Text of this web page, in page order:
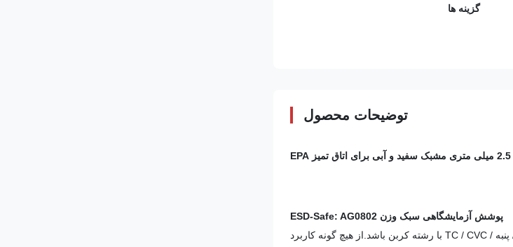
گزینه ها
توضیحات محصول
پوشش آزمایشگاهی سبک وزن ESD-Safe: AG0802
توضیحات: از مواد اتلاف کننده استاتیک ESD ساخته شده است.این پارچه می تواند از مواد پلی استر / پنبه / TC / CVC با رشته کربن باشد.از هیچ گونه کاربرد